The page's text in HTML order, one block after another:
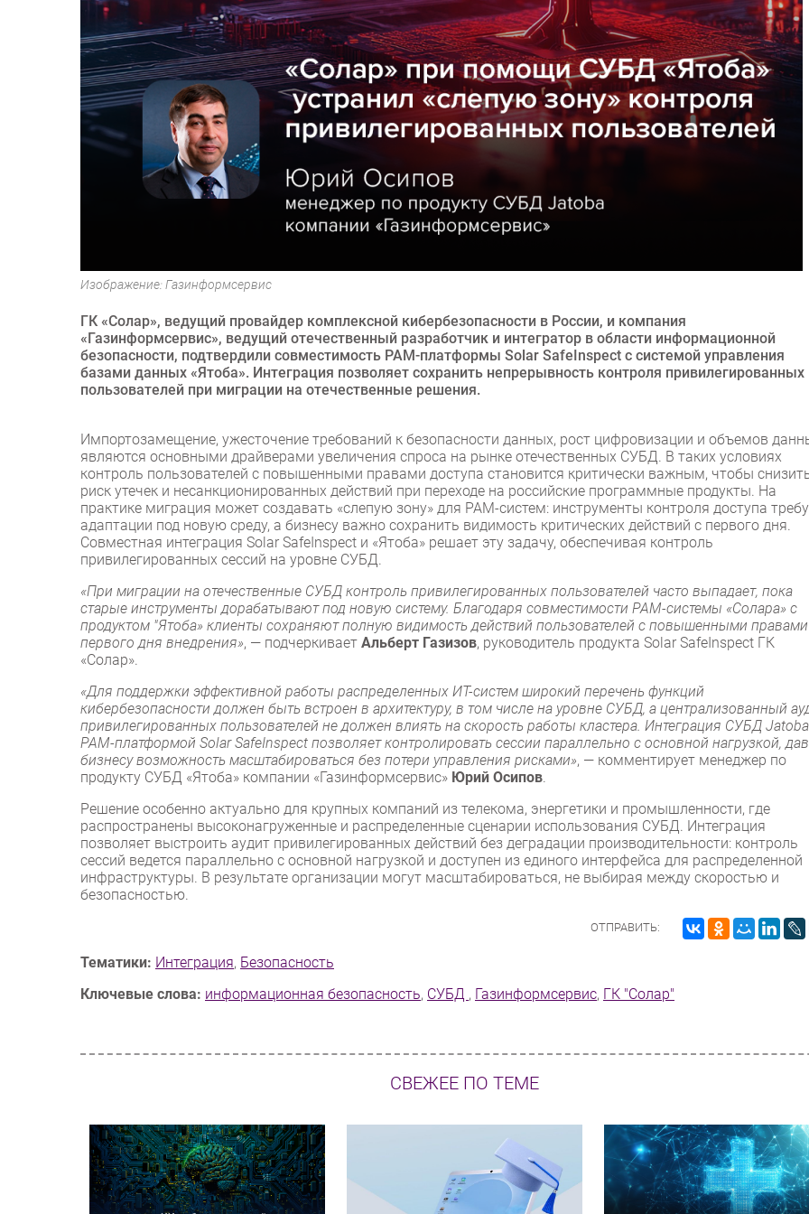
Изображение: Газинформсервис
ГК «Солар», ведущий провайдер комплексной кибербезопасности в России, и компания
«Газинформсервис», ведущий отечественный разработчик и интегратор в области информационной
безопасности, подтвердили совместимость PAM-платформы Solar SafeInspect с системой управления
базами данных «Ятоба». Интеграция позволяет сохранить непрерывность контроля привилегированных
пользователей при миграции на отечественные решения.
Импортозамещение, ужесточение требований к безопасности данных, рост цифровизации и объемов
являются основными драйверами увеличения спроса на рынке отечественных СУБД. В таких условиях
контроль пользователей с повышенными правами доступа становится критически важным, чтобы
риск утечек и несанкционированных действий при переходе на российские программные продукты. На
практике миграция может создавать «слепую зону» для PAM-систем: инструменты контроля доступа
адаптации под новую среду, а бизнесу важно сохранить видимость критических действий с первого дня.
Совместная интеграция Solar SafeInspect и «Ятоба» решает эту задачу, обеспечивая контроль
привилегированных сессий на уровне СУБД.
«При миграции на отечественные СУБД контроль привилегированных пользователей часто выпадает, пока
старые инструменты дорабатывают под новую систему. Благодаря совместимости PAM-системы «Солара» с
продуктом "Ятоба» клиенты сохраняют полную видимость действий пользователей с повышенными
первого дня внедрения», — подчеркивает Альберт Газизов, руководитель продукта Solar SafeInspect ГК
«Солар».
«Для поддержки эффективной работы распределенных ИТ-систем широкий перечень функций
кибербезопасности должен быть встроен в архитектуру, в том числе на уровне СУБД, а централизованный
привилегированных пользователей не должен влиять на скорость работы кластера. Интеграция СУБД
PAM-платформой Solar SafeInspect позволяет контролировать сессии параллельно с основной нагрузкой,
бизнесу возможность масштабироваться без потери управления рисками», — комментирует менеджер по
продукту СУБД «Ятоба» компании «Газинформсервис» Юрий Осипов.
Решение особенно актуально для крупных компаний из телекома, энергетики и промышленности, где
распространены высоконагруженные и распределенные сценарии использования СУБД. Интеграция
позволяет выстроить аудит привилегированных действий без деградации производительности: контроль
сессий ведется параллельно с основной нагрузкой и доступен из единого интерфейса для распределенной
инфраструктуры. В результате организации могут масштабироваться, не выбирая между скоростью и
безопасностью.
ОТПРАВИТЬ:
Тематики: Интеграция, Безопасность
Ключевые слова: информационная безопасность, СУБД , Газинформсервис, ГК "Солар"
СВЕЖЕЕ ПО ТЕМЕ